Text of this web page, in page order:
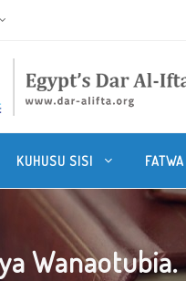
KUHUSU SISI FATWA
Wanaotubia.